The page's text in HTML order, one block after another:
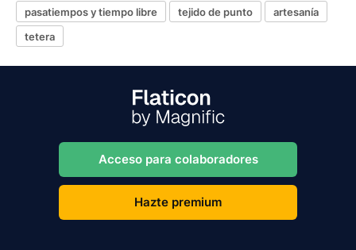
pasatiempos y tiempo libre tejido de punto
artesanía
tetera
Acceso para colaboradores
Hazte premium